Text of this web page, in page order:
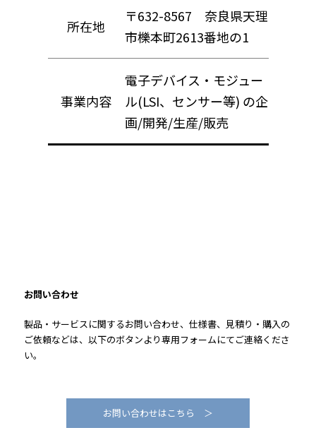
所在地
〒632-8567 奈良県天理
市櫟本町2613番地の1
事業内容
電子デバイス・モジュー
ル(LSI、センサー等) の企
画/開発/生産/販売
お問い合わせ
製品・サービスに関するお問い合わせ、仕様書、見積り・購入の
ご依頼などは、以下のボタンより専用フォームにてご連絡くださ
い。
お問い合わせはこちら ＞